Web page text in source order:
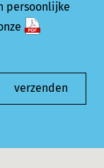
persoonlijke
verzenden